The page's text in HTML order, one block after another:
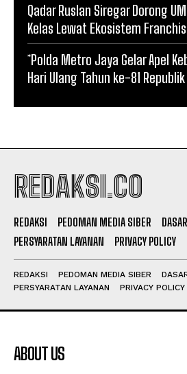
Qadar Ruslan Siregar Dorong
Kelas Lewat Ekosistem
*Polda Metro Jaya Gelar Apel
Hari Ulang Tahun ke-81
REDAKSI.CO
REDAKSI PEDOMAN MEDIA SIBER
PERSYARATAN LAYANAN
PRIVACY POLICY
REDAKSI PEDOMAN MEDIA SIBER
PERSYARATAN LAYANAN
PRIVACY POLICY
ABOUT US